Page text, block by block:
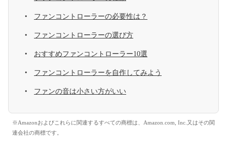
ファンコントローラーの必要性は？
ファンコントローラーの選び方
おすすめファンコントローラー10選
ファンコントローラーを自作してみよう
ファンの音は小さい方がいい
※Amazonおよびこれらに関連するすべての商標は、Amazon.com, Inc.又はその関
連会社の商標です。